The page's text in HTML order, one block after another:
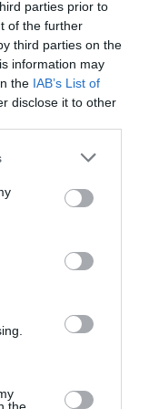
parties prior to
of the further
third parties on the
information may
the IAB’s List of
disclose it to other
on voit bien dans
présence au
idées les plus
avec
omettre
de 02 décennies
qu’il faut des le
on sait bien
pourront être